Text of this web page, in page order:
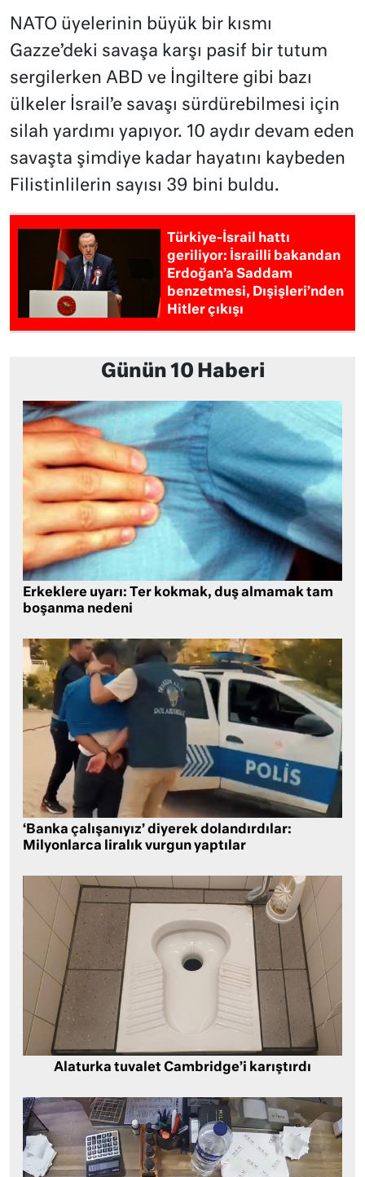
NATO üyelerinin büyük bir kısmı
Gazze’deki savaşa karşı pasif bir tutum
sergilerken ABD ve İngiltere gibi bazı
ülkeler İsrail’e savaşı sürdürebilmesi için
silah yardımı yapıyor. 10 aydır devam eden
savaşta şimdiye kadar hayatını kaybeden
Filistinlilerin sayısı 39 bini buldu.
Türkiye-İsrail hattı
geriliyor: İsrailli bakandan
Erdoğan’a Saddam
benzetmesi, Dışişleri’nden
Hitler çıkışı
Günün 10 Haberi
Erkeklere uyarı: Ter kokmak, duş almamak tam
boşanma nedeni
‘Banka çalışanıyız’ diyerek dolandırdılar:
Milyonlarca liralık vurgun yaptılar
Alaturka tuvalet Cambridge’i karıştırdı